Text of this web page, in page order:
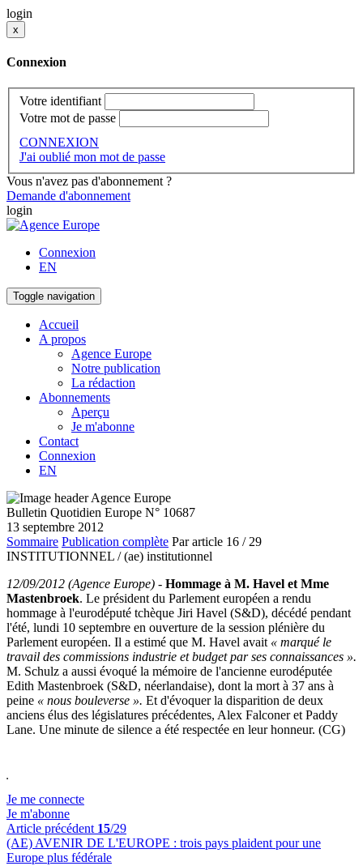
login
x
Connexion
Votre identifiant
Votre mot de passe
CONNEXION
J'ai oublié mon mot de passe
Vous n'avez pas d'abonnement ?
Demande d'abonnement
login
Connexion
EN
Toggle navigation
Accueil
A propos
Agence Europe
Notre publication
La rédaction
Abonnements
Aperçu
Je m'abonne
Contact
Connexion
EN
Bulletin Quotidien Europe N° 10687
13 septembre 2012
Sommaire Publication complète Par article 16 / 29
INSTITUTIONNEL / (ae) institutionnel
12/09/2012 (Agence Europe) - Hommage à M. Havel et Mme
Mastenbroek. Le président du Parlement européen a rendu
hommage à l'eurodéputé tchèque Jiri Havel (S&D), décédé pendant
l'été, lundi 10 septembre en ouverture de la session plénière du
Parlement européen. Il a estimé que M. Havel avait « marqué le
travail des commissions industrie et budget par ses connaissances ».
M. Schulz a aussi évoqué la mémoire de l'ancienne eurodéputée
Edith Mastenbroek (S&D, néerlandaise), dont la mort à 37 ans à
peine « nous bouleverse ». Et d'évoquer la disparition de deux
anciens élus des législatures précédentes, Alex Falconer et Paddy
Lane. Une minute de silence a été respectée en leur honneur. (CG)
Je me connecte
Je m'abonne
Article précédent 15/29
(AE) AVENIR DE L'EUROPE : trois pays plaident pour une
Europe plus fédérale